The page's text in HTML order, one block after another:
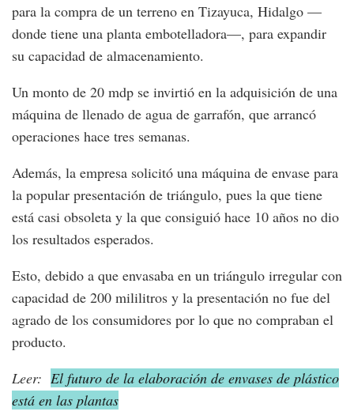
para la compra de un terreno en Tizayuca, Hidalgo —
donde tiene una planta embotelladora—, para expandir
su capacidad de almacenamiento.
Un monto de 20 mdp se invirtió en la adquisición de una
máquina de llenado de agua de garrafón, que arrancó
operaciones hace tres semanas.
Además, la empresa solicitó una máquina de envase para
la popular presentación de triángulo, pues la que tiene
está casi obsoleta y la que consiguió hace 10 años no dio
los resultados esperados.
Esto, debido a que envasaba en un triángulo irregular con
capacidad de 200 mililitros y la presentación no fue del
agrado de los consumidores por lo que no compraban el
producto.
Leer: El futuro de la elaboración de envases de plástico
está en las plantas